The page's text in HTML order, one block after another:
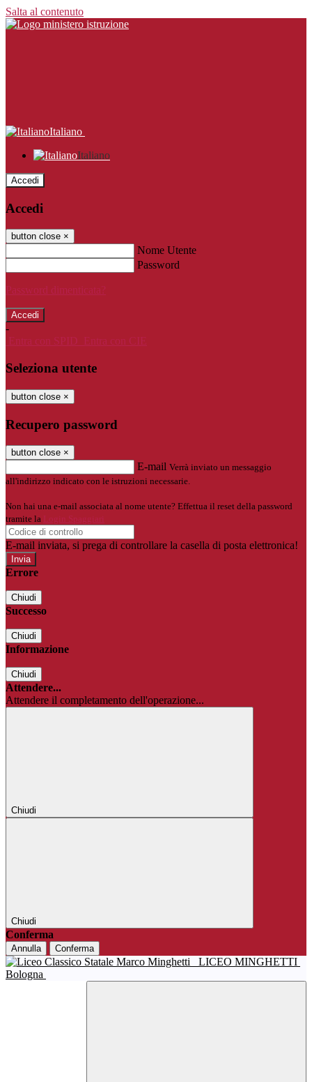
Salta al contenuto
Italiano
Italiano
Accedi
Accedi
button close ×
Nome Utente
Password
Password dimenticata?
-
Entra con SPID
Entra con CIE
Seleziona utente
button close ×
Recupero password
button close ×
E-mail Verrà inviato un messaggio
all'indirizzo indicato con le istruzioni necessarie.
Non hai una e-mail associata al nome utente? Effettua il reset della password
tramite la
Login Spaggiari
E-mail inviata, si prega di controllare la casella di posta elettronica!
Errore
Chiudi
Successo
Chiudi
Informazione
Chiudi
Attendere...
Attendere il completamento dell'operazione...
Chiudi
Chiudi
Conferma
Annulla Conferma
LICEO MINGHETTI
Bologna